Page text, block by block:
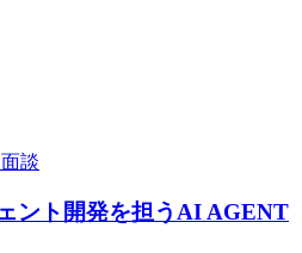
談
ント開発を担うAI AGENT